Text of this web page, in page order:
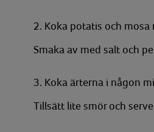
2. Koka potatis och mosa
Smaka av med salt och
3. Koka ärterna i någon
Tillsätt lite smör och